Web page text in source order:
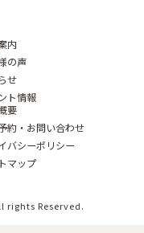
内
の声
せ
ト情報
要
約・お問い合わせ
バシーポリシー
マップ
rights Reserved.